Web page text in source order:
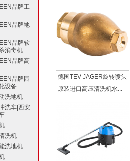
品牌工
品牌地
品牌软
消毒机
品牌高
品牌园
设备
洗地机
洗车|西安
洗机
洗地机
德国TEV-JAGER旋转喷头
原装进口高压清洗机水...